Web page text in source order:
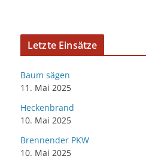
Letzte Einsätze
Baum sägen
11. Mai 2025
Heckenbrand
10. Mai 2025
Brennender PKW
10. Mai 2025